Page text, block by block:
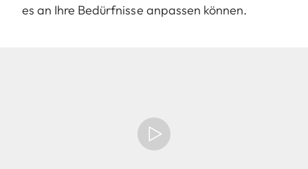
es an Ihre Bedürfnisse anpassen können.